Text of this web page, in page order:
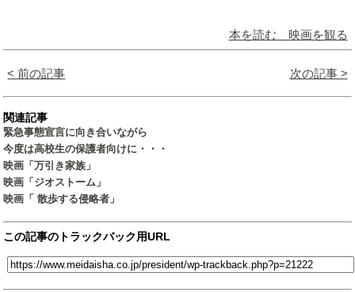
本を読む 映画を観る
< 前の記事 次の記事 >
関連記事
緊急事態宣言に向き合いながら
今度は高校生の保護者向けに・・・
映画「万引き家族」
映画「ジオストーム」
映画「 散歩する侵略者」
この記事のトラックバック用URL